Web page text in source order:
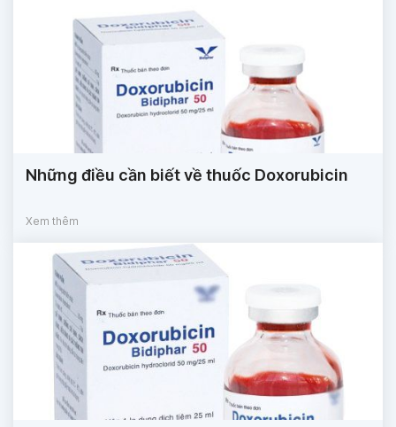
Những điều cần biết về thuốc Doxorubicin
Xem thêm